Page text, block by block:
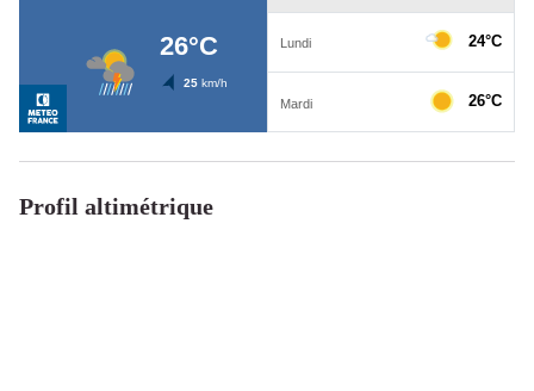
Profil altimétrique